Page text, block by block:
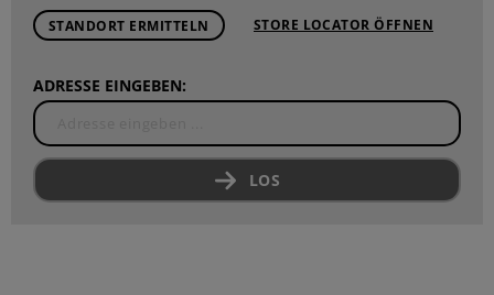
STANDORT ERMITTELN STORE LOCATOR ÖFFNEN
ADRESSE EINGEBEN:
LOS